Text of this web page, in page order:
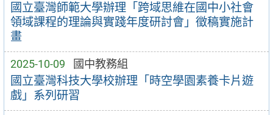
國立臺灣師範大學辦理「跨域思維在國中小社會
領域課程的理論與實踐年度研討會」徵稿實施計
畫
2025-10-09 國中教務組
國立臺灣科技大學校辦理「時空學園素養卡片遊
戲」系列研習